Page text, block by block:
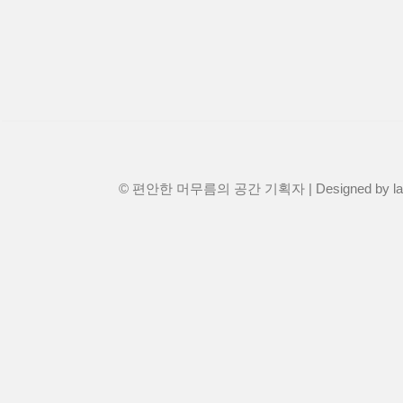
© 편안한 머무름의 공간 기획자 | Designed by